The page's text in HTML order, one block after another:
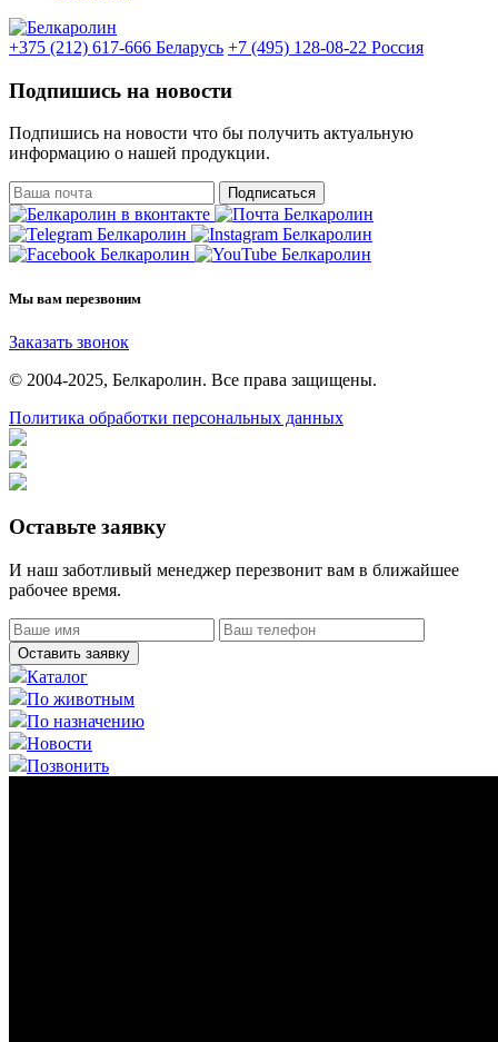
+375 (212) 617-666 Беларусь +7 (495) 128-08-22 Россия
Подпишись на новости
Подпишись на новости что бы получить актуальную
информацию о нашей продукции.
Подписаться
Мы вам перезвоним
Заказать звонок
© 2004-2025, Белкаролин. Все права защищены.
Политика обработки персональных данных
Оставьте заявку
И наш заботливый менеджер перезвонит вам в ближайшее
рабочее время.
Оставить заявку
Каталог
По животным
По назначению
Новости
Позвонить